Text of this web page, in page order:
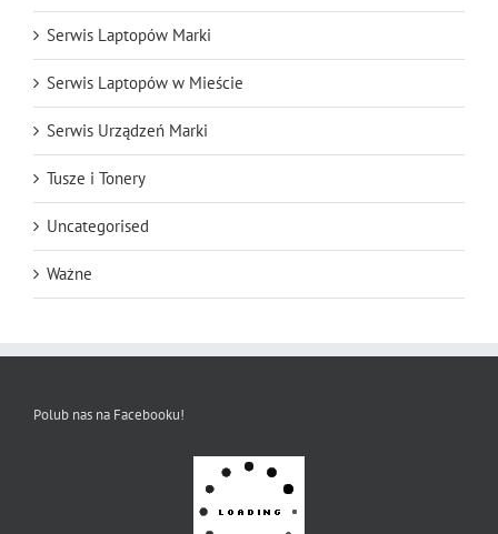
Serwis Laptopów Marki
Serwis Laptopów w Mieście
Serwis Urządzeń Marki
Tusze i Tonery
Uncategorised
Ważne
Polub nas na Facebooku!